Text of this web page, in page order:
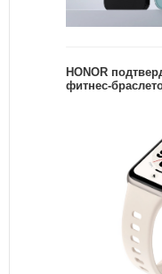
HONOR
фитнес-